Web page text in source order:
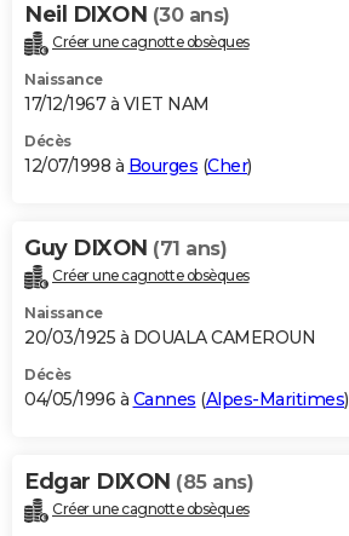
Neil DIXON (30 ans)
Créer une cagnotte obsèques
Naissance
17/12/1967 à VIET NAM
Décès
12/07/1998 à Bourges (Cher)
Guy DIXON (71 ans)
Créer une cagnotte obsèques
Naissance
20/03/1925 à DOUALA CAMEROUN
Décès
04/05/1996 à Cannes (Alpes-Maritimes)
Edgar DIXON (85 ans)
Créer une cagnotte obsèques